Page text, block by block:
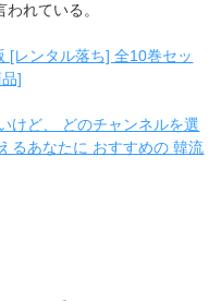
れている。
[レンタル落ち] 全10巻セッ
]
けど、 どのチャンネルを選
るあなたに おすすめの 韓流